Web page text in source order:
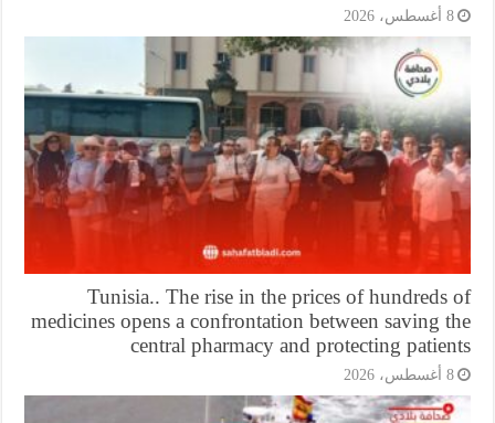
Tunisia.. The rise in the prices of
medicines opens a confrontation between saving
central pharmacy and protecting